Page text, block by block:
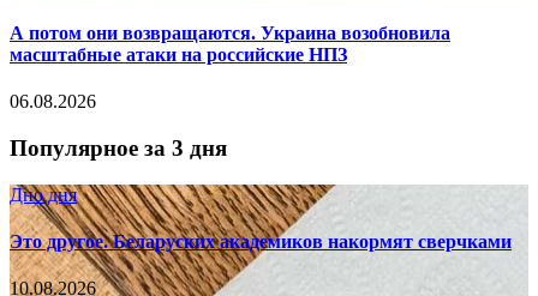
А потом они возвращаются. Украина возобновила
масштабные атаки на российские НПЗ
06.08.2026
Популярное за 3 дня
Дно дня
Это другое. Беларуских академиков накормят сверчками
10.08.2026